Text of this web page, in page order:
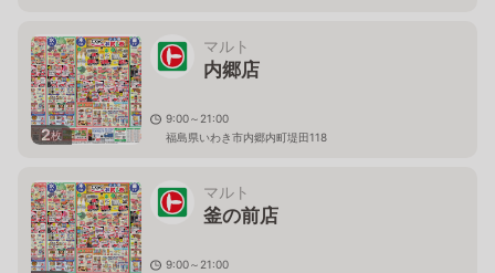
2枚
マルト
内郷店
9:00～21:00
福島県いわき市内郷内町堤田118
マルト
釜の前店
9:00～21:00